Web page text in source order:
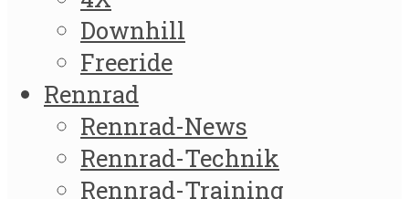
Downhill
Freeride
Rennrad
Rennrad-News
Rennrad-Technik
Rennrad-Training